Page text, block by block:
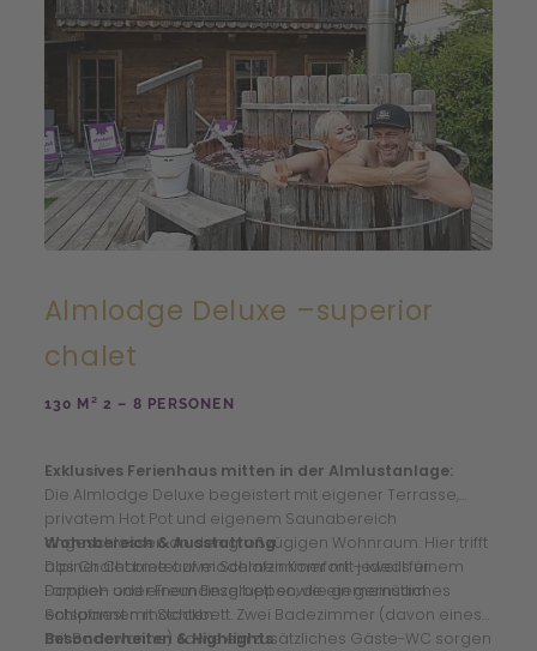
Almlodge Deluxe –superior
chalet
130 M² 2 – 8 PERSONEN
Exklusives Ferienhaus mitten in der Almlustanlage:
Die Almlodge Deluxe begeistert mit eigener Terrasse,
privatem Hot Pot und eigenem Saunabereich
angeschlossen an den großzügigen Wohnraum. Hier trifft
alpiner Charme auf modernen Komfort – ideal für
Familien oder Freundesgruppen, die gemeinsam
entspannen möchten.
Wohnbereich & Ausstattung
Das Chalet bietet zwei Schlafzimmer mit jeweils einem
Doppel- und einem Einzelbett sowie ein gemütliches
Schlafnest mit Stockbett. Zwei Badezimmer (davon eines
mit Badewanne) sowie ein zusätzliches Gäste-WC sorgen
Besonderheiten & Highlights